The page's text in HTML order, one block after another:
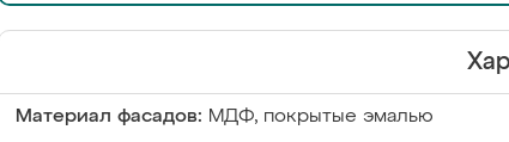
Материал фасадов: МДФ, покрытые эмалью